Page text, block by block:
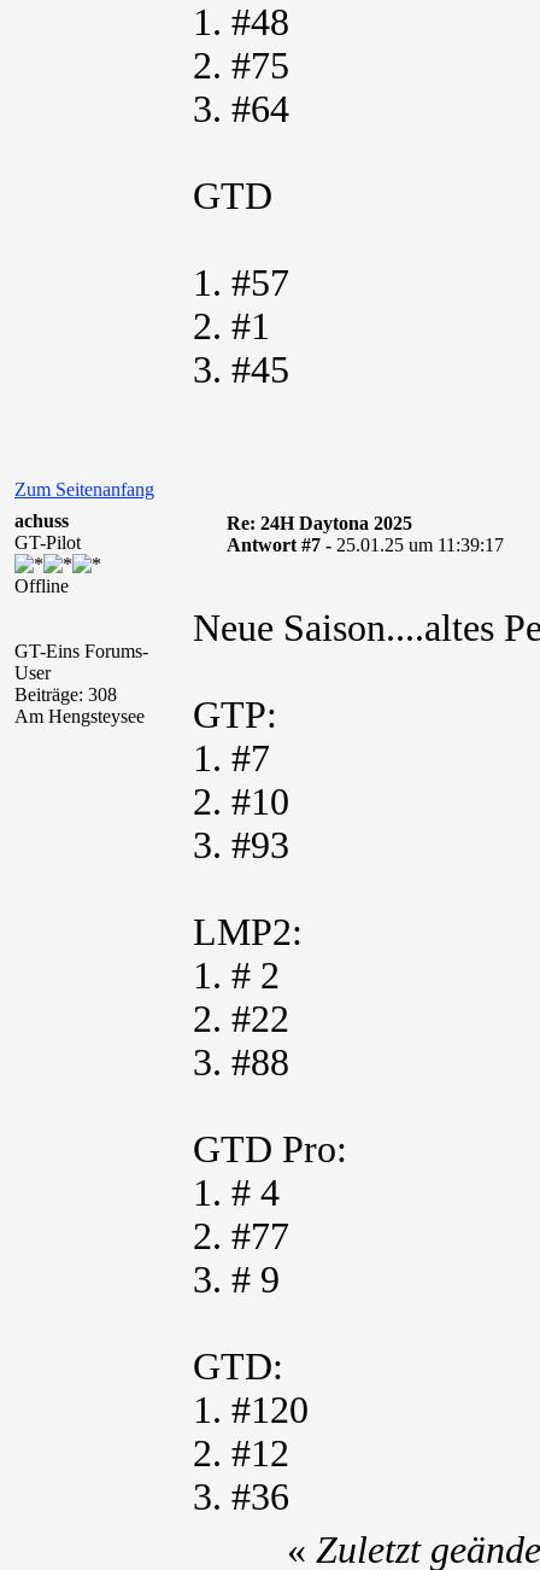
1. #48
2. #75
3. #64
GTD
1. #57
2. #1
3. #45
Zum Seitenanfang
achuss
GT-Pilot
Offline
GT-Eins Forums-
User
Beiträge: 308
Am Hengsteysee
Re: 24H Daytona 2025
Antwort #7 - 25.01.25 um 11:39:17
Neue Saison....altes
GTP:
1. #7
2. #10
3. #93
LMP2:
1. # 2
2. #22
3. #88
GTD Pro:
1. # 4
2. #77
3. # 9
GTD:
1. #120
2. #12
3. #36
« Zuletzt